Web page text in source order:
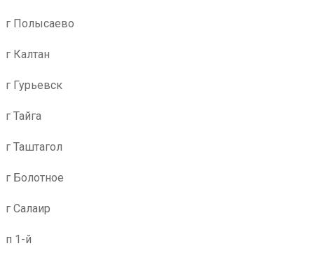
г Полысаево
г Калтан
г Гурьевск
г Тайга
г Таштагол
г Болотное
г Салаир
п 1-й